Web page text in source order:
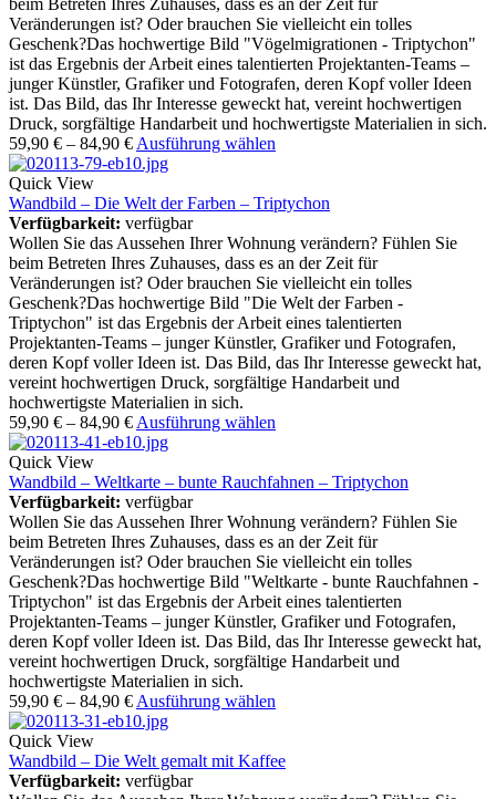
Veränderungen ist? Oder brauchen Sie vielleicht ein tolles
Geschenk?Das hochwertige Bild "Vögelmigrationen - Triptychon"
ist das Ergebnis der Arbeit eines talentierten Projektanten-Teams –
junger Künstler, Grafiker und Fotografen, deren Kopf voller Ideen
ist. Das Bild, das Ihr Interesse geweckt hat, vereint hochwertigen
Druck, sorgfältige Handarbeit und hochwertigste Materialien in sich.
59,90 € – 84,90 € Ausführung wählen
Quick View
Wandbild – Die Welt der Farben – Triptychon
Verfügbarkeit: verfügbar
Wollen Sie das Aussehen Ihrer Wohnung verändern? Fühlen Sie
beim Betreten Ihres Zuhauses, dass es an der Zeit für
Veränderungen ist? Oder brauchen Sie vielleicht ein tolles
Geschenk?Das hochwertige Bild "Die Welt der Farben -
Triptychon" ist das Ergebnis der Arbeit eines talentierten
Projektanten-Teams – junger Künstler, Grafiker und Fotografen,
deren Kopf voller Ideen ist. Das Bild, das Ihr Interesse geweckt hat,
vereint hochwertigen Druck, sorgfältige Handarbeit und
hochwertigste Materialien in sich.
59,90 € – 84,90 € Ausführung wählen
Quick View
Wandbild – Weltkarte – bunte Rauchfahnen – Triptychon
Verfügbarkeit: verfügbar
Wollen Sie das Aussehen Ihrer Wohnung verändern? Fühlen Sie
beim Betreten Ihres Zuhauses, dass es an der Zeit für
Veränderungen ist? Oder brauchen Sie vielleicht ein tolles
Geschenk?Das hochwertige Bild "Weltkarte - bunte Rauchfahnen -
Triptychon" ist das Ergebnis der Arbeit eines talentierten
Projektanten-Teams – junger Künstler, Grafiker und Fotografen,
deren Kopf voller Ideen ist. Das Bild, das Ihr Interesse geweckt hat,
vereint hochwertigen Druck, sorgfältige Handarbeit und
hochwertigste Materialien in sich.
59,90 € – 84,90 € Ausführung wählen
Quick View
Wandbild – Die Welt gemalt mit Kaffee
Verfügbarkeit: verfügbar